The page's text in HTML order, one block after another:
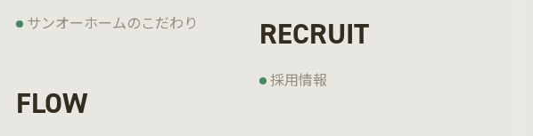
サンオーホームのこだわり
FLOW
RECRUIT
採用情報